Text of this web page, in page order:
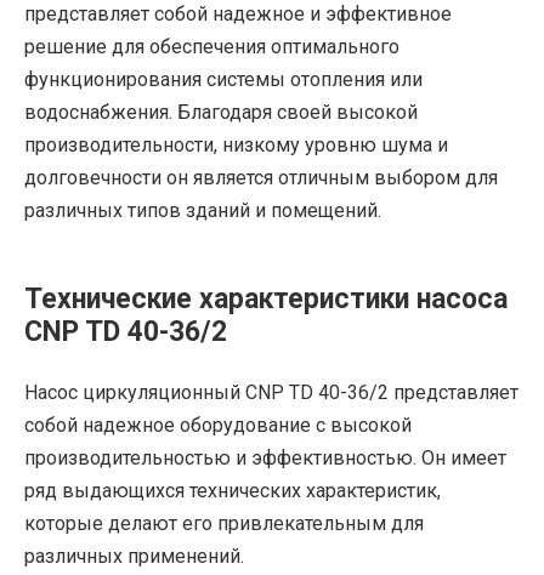
представляет собой надежное и эффективное
решение для обеспечения оптимального
функционирования системы отопления или
водоснабжения. Благодаря своей высокой
производительности, низкому уровню шума и
долговечности он является отличным выбором для
различных типов зданий и помещений.
Технические характеристики насоса
CNP TD 40-36/2
Насос циркуляционный CNP TD 40-36/2 представляет
собой надежное оборудование с высокой
производительностью и эффективностью. Он имеет
ряд выдающихся технических характеристик,
которые делают его привлекательным для
различных применений.